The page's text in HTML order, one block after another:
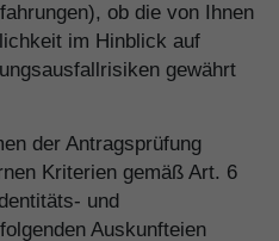
ob die von Ihnen
im Hinblick auf
gewährt
der Antragsprüfung
Kriterien gemäß Art. 6
und
Auskunfteien